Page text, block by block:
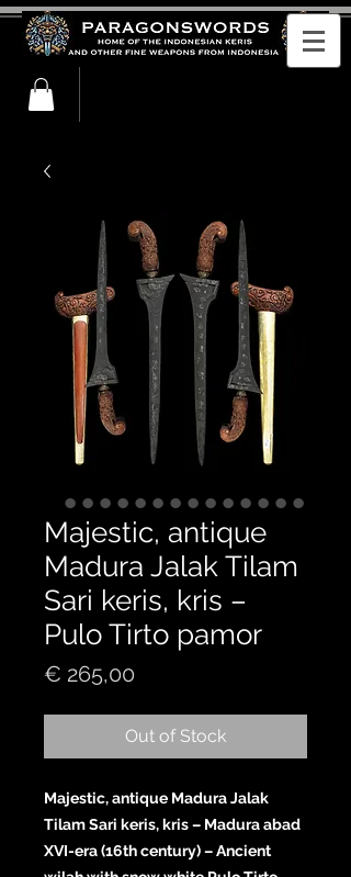
Majestic, antique
Madura Jalak Tilam
Sari keris, kris –
Pulo Tirto pamor
€ 265,00
Out of Stock
Majestic, antique Madura Jalak
Tilam Sari keris, kris – Madura abad
XVI-era (16th century) – Ancient